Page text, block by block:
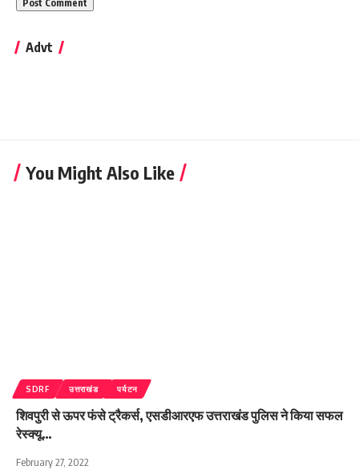
Advt
You Might Also Like
SDRF उत्तराखंड पर्यटन
शिवपुरी से ऊपर फंसे ट्रैकर्स, एसडीआरएफ उत्तराखंड पुलिस ने किया सफल
रेस्क्यू…
February 27, 2022